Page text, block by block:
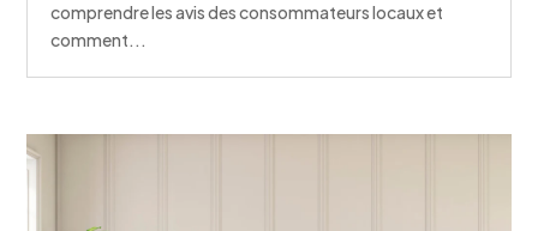
comprendre les avis des consommateurs locaux et
comment...